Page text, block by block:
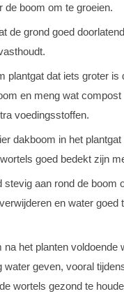
de boom om te groeien.
de grond goed
plantgat dat iets groter is
en meng wat compost
voedingsstoffen.
dakboom in het
goed bedekt zijn
stevig aan rond de boom
en water goed
na het planten voldoende
water geven, vooral
wortels gezond te